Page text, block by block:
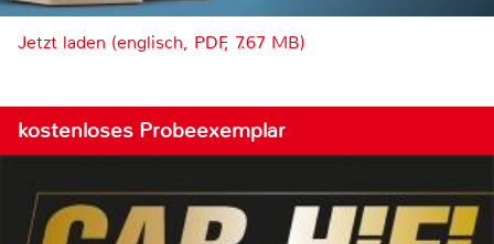
Jetzt laden (englisch, PDF, 7.67 MB)
kostenloses Probeexemplar